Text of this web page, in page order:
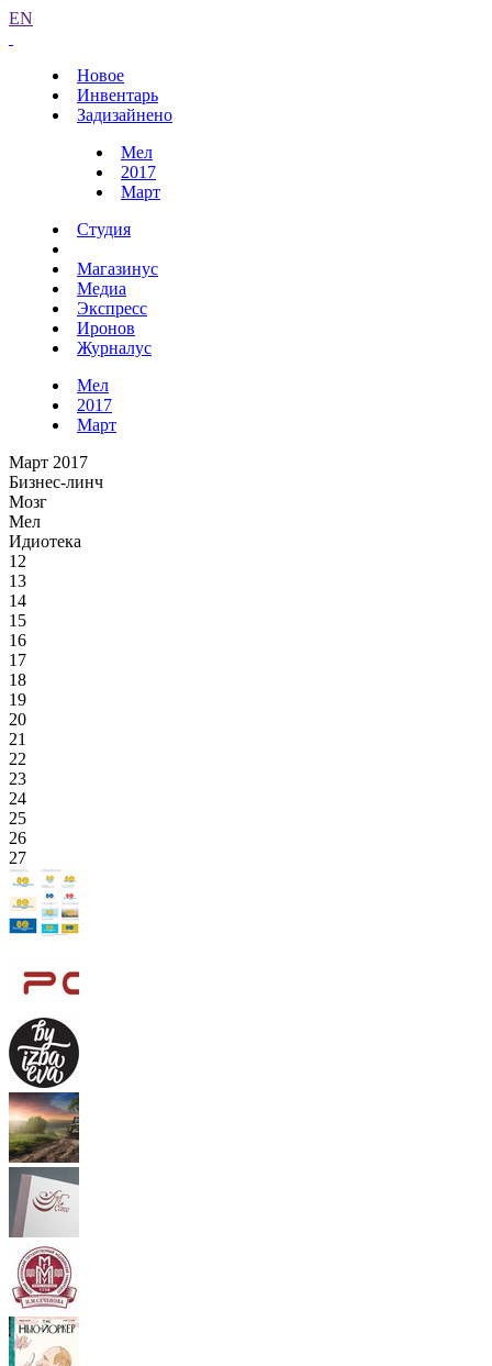
EN
Новое
Инвентарь
Задизайнено
Мел
2017
Март
Студия
Магазинус
Медиа
Экспресс
Иронов
Журналус
Мел
2017
Март
Март 2017
Бизнес-линч
Мозг
Мел
Идиотека
12
13
14
15
16
17
18
19
20
21
22
23
24
25
26
27